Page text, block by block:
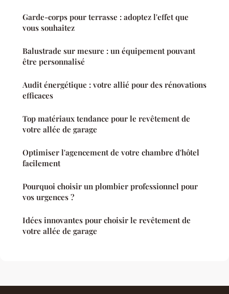
Garde-corps pour terrasse : adoptez l'effet que
vous souhaitez
Balustrade sur mesure : un équipement pouvant
être personnalisé
Audit énergétique : votre allié pour des rénovations
efficaces
Top matériaux tendance pour le revêtement de
votre allée de garage
Optimiser l'agencement de votre chambre d'hôtel
facilement
Pourquoi choisir un plombier professionnel pour
vos urgences ?
Idées innovantes pour choisir le revêtement de
votre allée de garage